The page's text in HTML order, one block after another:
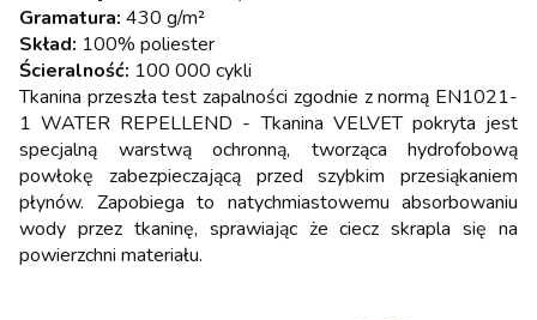
Gramatura: 430 g/m²
Skład: 100% poliester
Ścieralność: 100 000 cykli
Tkanina przeszła test zapalności zgodnie z normą EN1021-
1 WATER REPELLEND - Tkanina VELVET pokryta jest
specjalną warstwą ochronną, tworząca hydrofobową
powłokę zabezpieczającą przed szybkim przesiąkaniem
płynów. Zapobiega to natychmiastowemu absorbowaniu
wody przez tkaninę, sprawiając że ciecz skrapla się na
powierzchni materiału.